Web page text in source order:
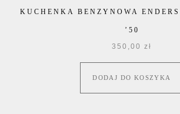
KUCHENKA BENZYNOWA
’50
350,00 zł
DODAJ DO KOSZYKA